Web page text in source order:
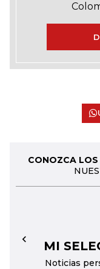
CONOZCA LOS
MI
Noticias
←